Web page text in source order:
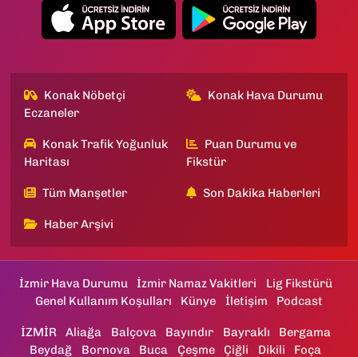
Konak Nöbetçi
Eczaneler
Konak Hava Durumu
Konak Trafik Yoğunluk
Haritası
Puan Durumu ve
Fikstür
Tüm Manşetler Son Dakika Haberleri
Haber Arşivi
İzmir Hava Durumu İzmir Namaz Vakitleri
Lig Fikstürü
Genel Kullanım Koşulları
Künye İletişim Podcast
İZMİR Aliağa Balçova Bayındır Bayraklı
Bergama
Beydağ
Bornova Buca Çeşme Çiğli Dikili Foça